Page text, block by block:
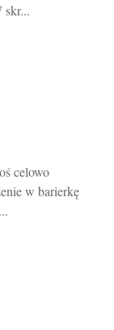
skr...
celowo
w barierkę